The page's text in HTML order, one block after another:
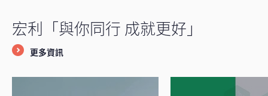
宏利「與你同行 成就更好」
更多資訊